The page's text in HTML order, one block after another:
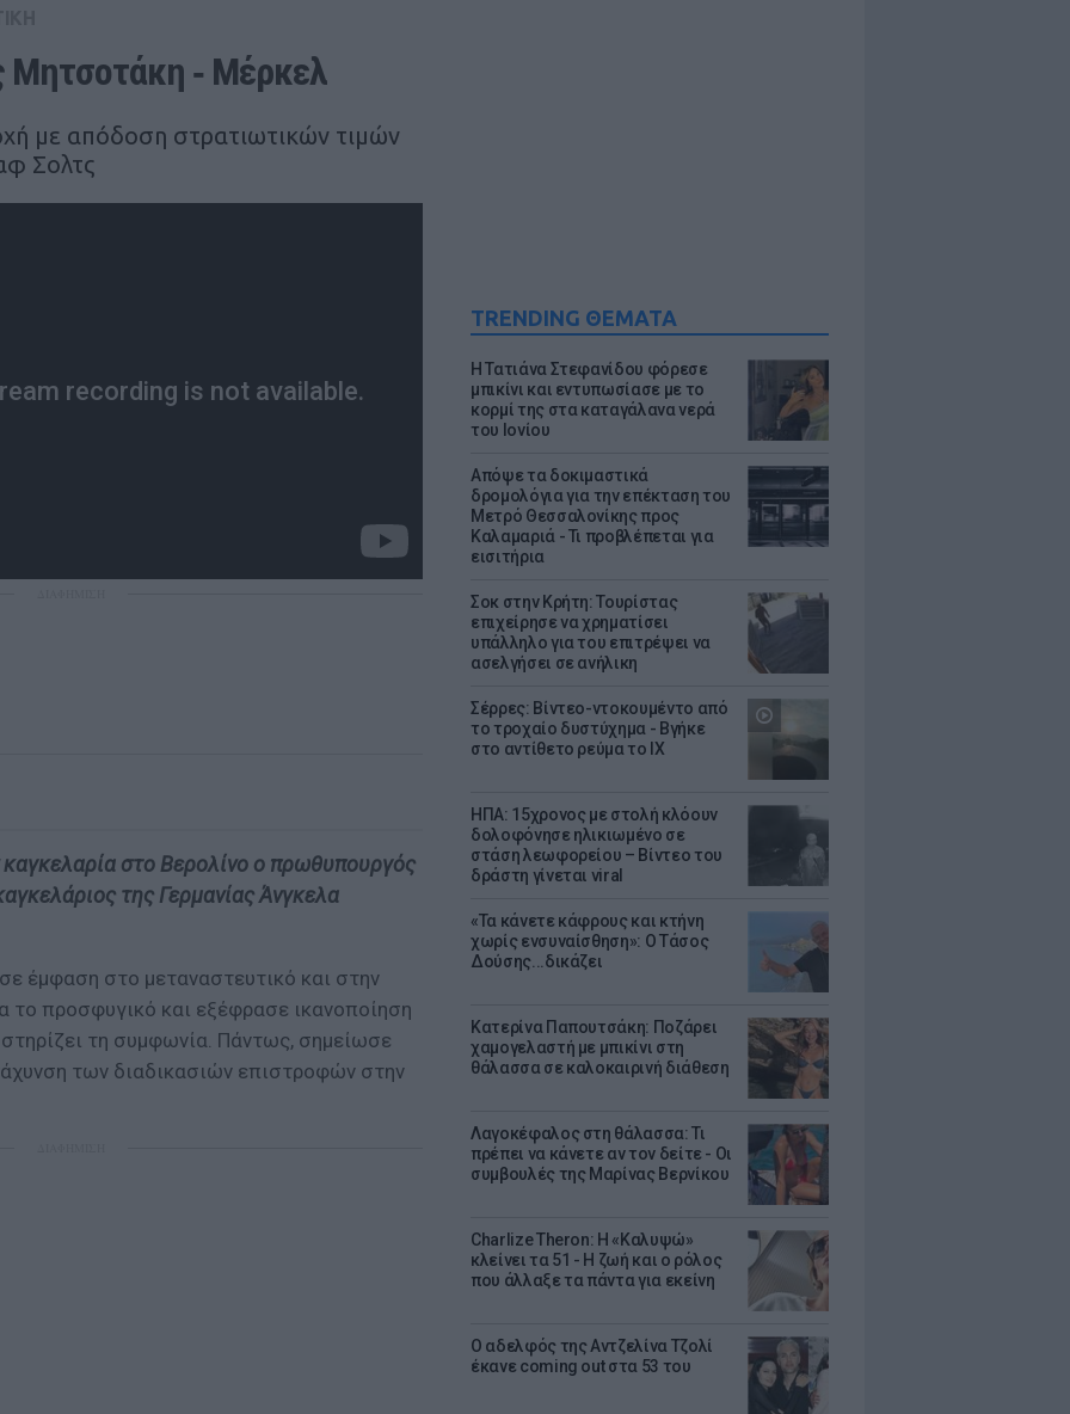
TRENDING ΘΕΜΑΤΑ
Η Τατιάνα Στεφανίδου φόρεσε
μπικίνι και εντυπωσίασε με το
κορμί της στα καταγάλανα νερά
του Ιονίου
Απόψε τα δοκιμαστικά
δρομολόγια για την επέκταση του
Μετρό Θεσσαλονίκης προς
Καλαμαριά - Τι προβλέπεται για
εισιτήρια
Σοκ στην Κρήτη: Τουρίστας
επιχείρησε να χρηματίσει
υπάλληλο για του επιτρέψει να
ασελγήσει σε ανήλικη
Σέρρες: Βίντεο-ντοκουμέντο από
το τροχαίο δυστύχημα - Βγήκε
στο αντίθετο ρεύμα το ΙΧ
ΗΠΑ: 15χρονος με στολή κλόουν
δολοφόνησε ηλικιωμένο σε
στάση λεωφορείου – Βίντεο του
δράστη γίνεται viral
«Τα κάνετε κάφρους και κτήνη
χωρίς ενσυναίσθηση»: Ο Τάσος
Δούσης...δικάζει
Κατερίνα Παπουτσάκη: Ποζάρει
χαμογελαστή με μπικίνι στη
θάλασσα σε καλοκαιρινή διάθεση
Λαγοκέφαλος στη θάλασσα: Τι
πρέπει να κάνετε αν τον δείτε - Οι
συμβουλές της Μαρίνας Βερνίκου
Charlize Theron: Η «Καλυψώ»
κλείνει τα 51 - H ζωή και ο ρόλος
που άλλαξε τα πάντα για εκείνη
Ο αδελφός της Αντζελίνα Τζολί
έκανε coming out στα 53 του
Μητσοτάκη ‑ Μέρκελ
με απόδοση στρατιωτικών τιμών
Σολτς
καγκελαρία στο Βερολίνο ο πρωθυπουργός
της Γερμανίας Άνγκελα
έμφαση στο μεταναστευτικό και στην
το προσφυγικό και εξέφρασε ικανοποίηση
τη συμφωνία. Πάντως, σημείωσε
των διαδικασιών επιστροφών στην